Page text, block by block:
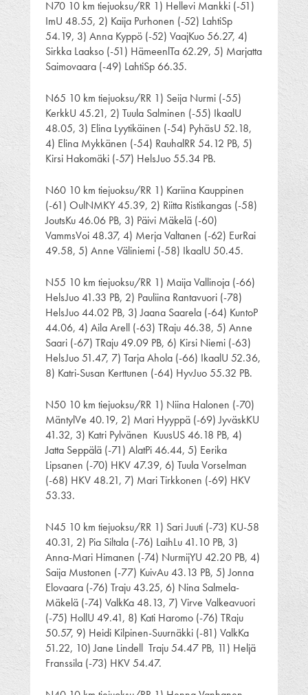
N70 10 km tiejuoksu/RR 1) Hellevi Mankki (-51)
ImU 48.55, 2) Kaija Purhonen (-52) LahtiSp
54.19, 3) Anna Kyppö (-52) VaajKuo 56.27, 4)
Sirkka Laakso (-51) HämeenlTa 62.29, 5) Marjatta
Saimovaara (-49) LahtiSp 66.35.
N65 10 km tiejuoksu/RR 1) Seija Nurmi (-55)
KerkkU 45.21, 2) Tuula Salminen (-55) IkaalU
48.05, 3) Elina Lyytikäinen (-54) PyhäsU 52.18,
4) Elina Mykkänen (-54) RauhalRR 54.12 PB, 5)
Kirsi Hakomäki (-57) HelsJuo 55.34 PB.
N60 10 km tiejuoksu/RR 1) Kariina Kauppinen
(-61) OulNMKY 45.39, 2) Riitta Ristikangas (-58)
JoutsKu 46.06 PB, 3) Päivi Mäkelä (-60)
VammsVoi 48.37, 4) Merja Valtanen (-62) EurRai
49.58, 5) Anne Väliniemi (-58) IkaalU 50.45.
N55 10 km tiejuoksu/RR 1) Maija Vallinoja (-66)
HelsJuo 41.33 PB, 2) Pauliina Rantavuori (-78)
HelsJuo 44.02 PB, 3) Jaana Saarela (-64) KuntoP
44.06, 4) Aila Arell (-63) TRaju 46.38, 5) Anne
Saari (-67) TRaju 49.09 PB, 6) Kirsi Niemi (-63)
HelsJuo 51.47, 7) Tarja Ahola (-66) IkaalU 52.36,
8) Katri-Susan Kerttunen (-64) HyvJuo 55.32 PB.
N50 10 km tiejuoksu/RR 1) Niina Halonen (-70)
MäntylVe 40.19, 2) Mari Hyyppä (-69) JyväskKU
41.32, 3) Katri Pylvänen KuusUS 46.18 PB, 4)
Jatta Seppälä (-71) AlatPi 46.44, 5) Eerika
Lipsanen (-70) HKV 47.39, 6) Tuula Vorselman
(-68) HKV 48.21, 7) Mari Tirkkonen (-69) HKV
53.33.
N45 10 km tiejuoksu/RR 1) Sari Juuti (-73) KU-58
40.31, 2) Pia Siltala (-76) LaihLu 41.10 PB, 3)
Anna-Mari Himanen (-74) NurmijYU 42.20 PB, 4)
Saija Mustonen (-77) KuivAu 43.13 PB, 5) Jonna
Elovaara (-76) Traju 43.25, 6) Nina Salmela-
Mäkelä (-74) ValkKa 48.13, 7) Virve Valkeavuori
(-75) HollU 49.41, 8) Kati Haromo (-76) TRaju
50.57, 9) Heidi Kilpinen-Suurnäkki (-81) ValkKa
51.22, 10) Jane Lindell Traju 54.47 PB, 11) Heljä
Franssila (-73) HKV 54.47.